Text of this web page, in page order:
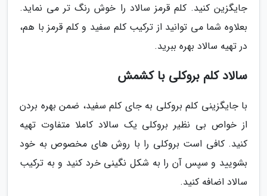
جایگزین کنید. کلم قرمز سالاد را خوش رنگ تر می نماید.
بعلاوه شما می توانید از ترکیب کلم سفید و کلم قرمز با هم،
در تهیه سالاد بهره ببرید.
سالاد کلم بروکلی با کشمش
با جایگزینی کلم بروکلی به جای کلم سفید، ضمن بهره بردن
از خواص بی نظیر بروکلی یک سالاد کاملا متفاوت تهیه
کنید. کافی است بروکلی را با روش های مخصوص به خود
بشویید و سپس آن را به شکل نگینی خرد کنید و به ترکیب
سالاد اضافه کنید.